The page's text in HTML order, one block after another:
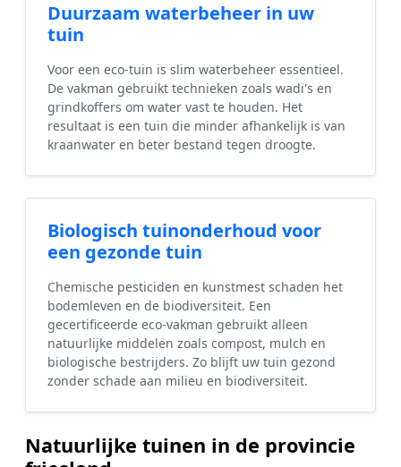
Duurzaam waterbeheer in uw
tuin
Voor een eco-tuin is slim waterbeheer essentieel.
De vakman gebruikt technieken zoals wadi's en
grindkoffers om water vast te houden. Het
resultaat is een tuin die minder afhankelijk is van
kraanwater en beter bestand tegen droogte.
Biologisch tuinonderhoud voor
een gezonde tuin
Chemische pesticiden en kunstmest schaden het
bodemleven en de biodiversiteit. Een
gecertificeerde eco-vakman gebruikt alleen
natuurlijke middelen zoals compost, mulch en
biologische bestrijders. Zo blijft uw tuin gezond
zonder schade aan milieu en biodiversiteit.
Natuurlijke tuinen in de provincie